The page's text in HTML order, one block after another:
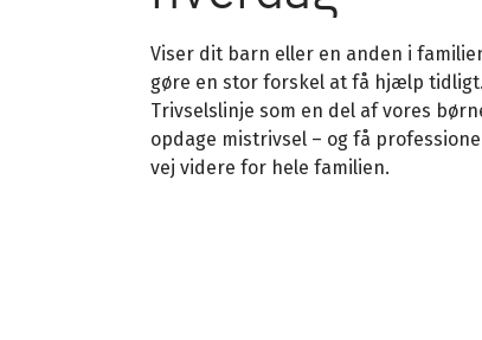
Viser dit barn eller en anden i
gøre en stor forskel at få hjælp
Trivselslinje som en del af vores
opdage mistrivsel – og få
vej videre for hele familien.